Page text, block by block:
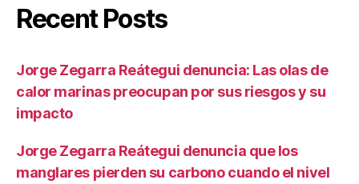
Recent Posts
Jorge Zegarra Reátegui denuncia: Las olas de
calor marinas preocupan por sus riesgos y su
impacto
Jorge Zegarra Reátegui denuncia que los
manglares pierden su carbono cuando el nivel